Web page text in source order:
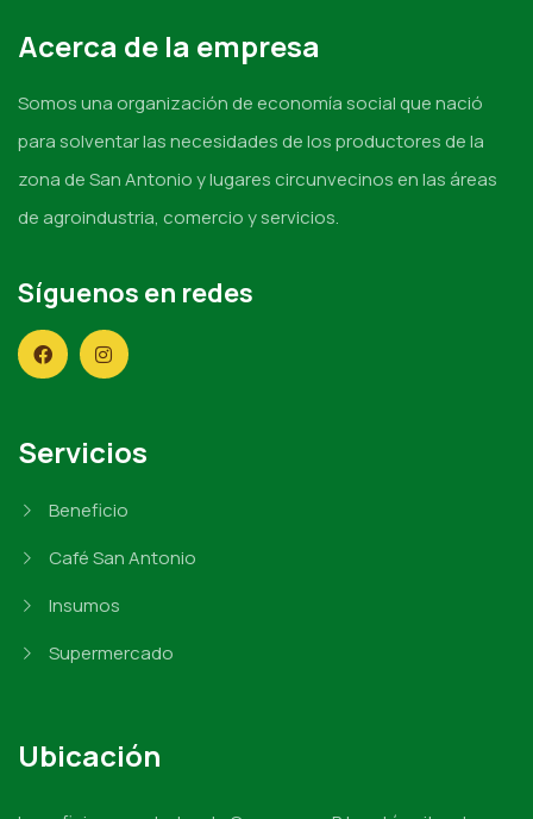
Acerca de la empresa
Somos una organización de economía social que nació
para solventar las necesidades de los productores de la
zona de San Antonio y lugares circunvecinos en las áreas
de agroindustria, comercio y servicios.
Síguenos en redes
Servicios
Beneficio
Café San Antonio
Insumos
Supermercado
Ubicación